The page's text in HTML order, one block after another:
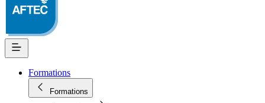
Formations
Formations